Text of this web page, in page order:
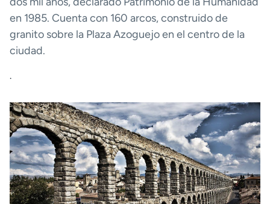
en 1985. Cuenta con 160 arcos, construido de
granito sobre la Plaza Azoguejo en el centro de la
ciudad.
.